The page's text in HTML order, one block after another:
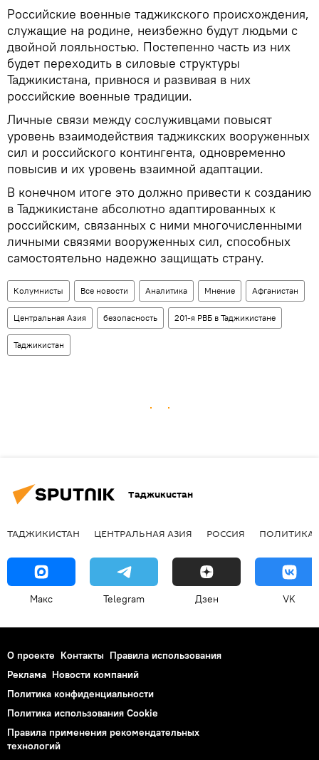
Российские военные таджикского происхождения,
служащие на родине, неизбежно будут людьми с
двойной лояльностью. Постепенно часть из них
будет переходить в силовые структуры
Таджикистана, привнося и развивая в них
российские военные традиции.
Личные связи между сослуживцами повысят
уровень взаимодействия таджикских вооруженных
сил и российского контингента, одновременно
повысив и их уровень взаимной адаптации.
В конечном итоге это должно привести к созданию
в Таджикистане абсолютно адаптированных к
российским, связанных с ними многочисленными
личными связями вооруженных сил, способных
самостоятельно надежно защищать страну.
Колумнисты Все новости Аналитика Мнение Афганистан
Центральная Азия безопасность 201-я РВБ в Таджикистане
Таджикистан
Таджикистан
ТАДЖИКИСТАН ЦЕНТРАЛЬНАЯ АЗИЯ РОССИЯ ПОЛИТИКА
Макс Telegram Дзен VK
О проекте Контакты Правила использования
Реклама Новости компаний
Политика конфиденциальности
Политика использования Cookie
Правила применения рекомендательных
технологий